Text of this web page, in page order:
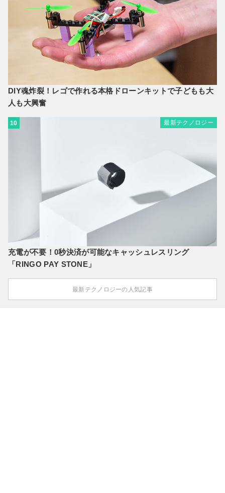
DIY魂炸裂！レゴで作れる本格ドローンキットで子どもも大
人も大興奮
10 最新テクノロジー
充電が不要！0秒決済が可能なキャッシュレスリング
「RINGO PAY STONE」
最新テクノロジーの人気記事